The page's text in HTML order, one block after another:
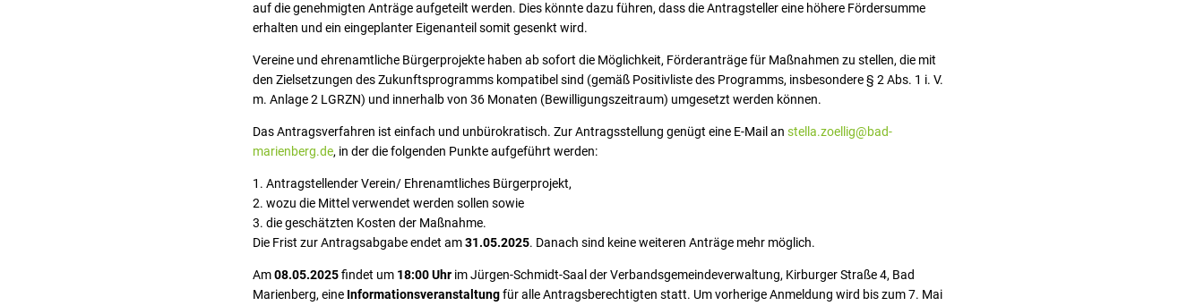
auf die genehmigten Anträge aufgeteilt werden. Dies könnte dazu führen, dass die Antragsteller eine höhere Fördersumme
erhalten und ein eingeplanter Eigenanteil somit gesenkt wird.
Vereine und ehrenamtliche Bürgerprojekte haben ab sofort die Möglichkeit, Förderanträge für Maßnahmen zu stellen, die mit
den Zielsetzungen des Zukunftsprogramms kompatibel sind (gemäß Positivliste des Programms, insbesondere § 2 Abs. 1 i. V.
m. Anlage 2 LGRZN) und innerhalb von 36 Monaten (Bewilligungszeitraum) umgesetzt werden können.
Das Antragsverfahren ist einfach und unbürokratisch. Zur Antragsstellung genügt eine E-Mail an stella.zoellig@bad-
marienberg.de, in der die folgenden Punkte aufgeführt werden:
Antragstellender Verein/ Ehrenamtliches Bürgerprojekt,
wozu die Mittel verwendet werden sollen sowie
die geschätzten Kosten der Maßnahme.
Die Frist zur Antragsabgabe endet am31.05.2025. Danach sind keine weiteren Anträge mehr möglich.
Am08.05.2025findet um 18:00 Uhr im Jürgen-Schmidt-Saal der Verbandsgemeindeverwaltung, Kirburger Straße 4, Bad
Marienberg, eine Informationsveranstaltungfür alle Antragsberechtigten statt. Um vorherige Anmeldung wird bis zum 7. Mai